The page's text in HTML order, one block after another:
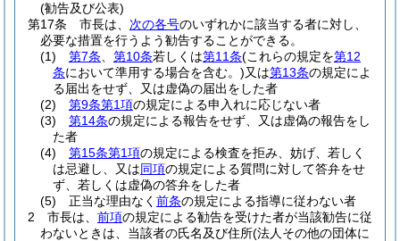
(勧告及び公表)
第17条
市長は、 次の各号のいずれかに該当する者に対し、
必要な措置を行うよう勧告することができる。
(1)
第7条 第10条若しくは第11条(これらの規定を第12
条において準用する場合を含む。)又は第13条の規定によ
る届出をせず、又は虚偽の届出をした者
(2)
第9条第1項の規定による申入れに応じない者
(3)
第14条の規定による報告をせず、又は虚偽の報告をし
た者
(4)
第15条第1項の規定による検査を拒み、妨げ、若しく
は忌避し、又は同項の規定による質問に対して答弁をせ
ず、若しくは虚偽の答弁をした者
(5)
正当な理由なく 前条の規定による指導に従わない者
2
市長は、 前項の規定による勧告を受けた者が当該勧告に従
わないときは、当該者の氏名及び住所(法人その他の団体に